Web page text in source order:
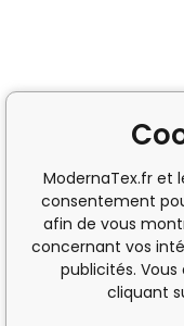
ModernaTex.fr et
consentement
afin de vous
concernant vos
publicités.
cliquant